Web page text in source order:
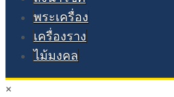
พระเครื่อง
เครื่องราง
ไม้มงคล
×